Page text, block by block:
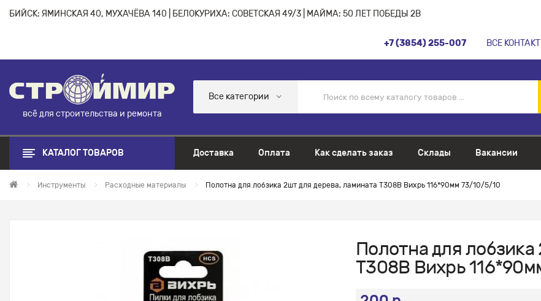
БИЙСК: ЯМИНСКАЯ 40, МУХАЧЁВА 140 | БЕЛОКУРИХА: СОВЕТСКАЯ 49/3 | МАЙМА: 50 ЛЕТ ПОБЕДЫ 2В
+7 (3854) 255-007 ВСЕ
всё для строительства и ремонта
Все категории
КАТАЛОГ ТОВАРОВ Доставка Оплата Как сделать заказ Склады Вакансии
Инструменты Расходные материалы Полотна для лобзика 2шт для дерева, ламината Т308В Вихрь 116*90мм 73/10/5/10
Полотна для
Т308В Вихрь